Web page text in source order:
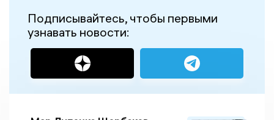
Подписывайтесь, чтобы первыми
узнавать новости: